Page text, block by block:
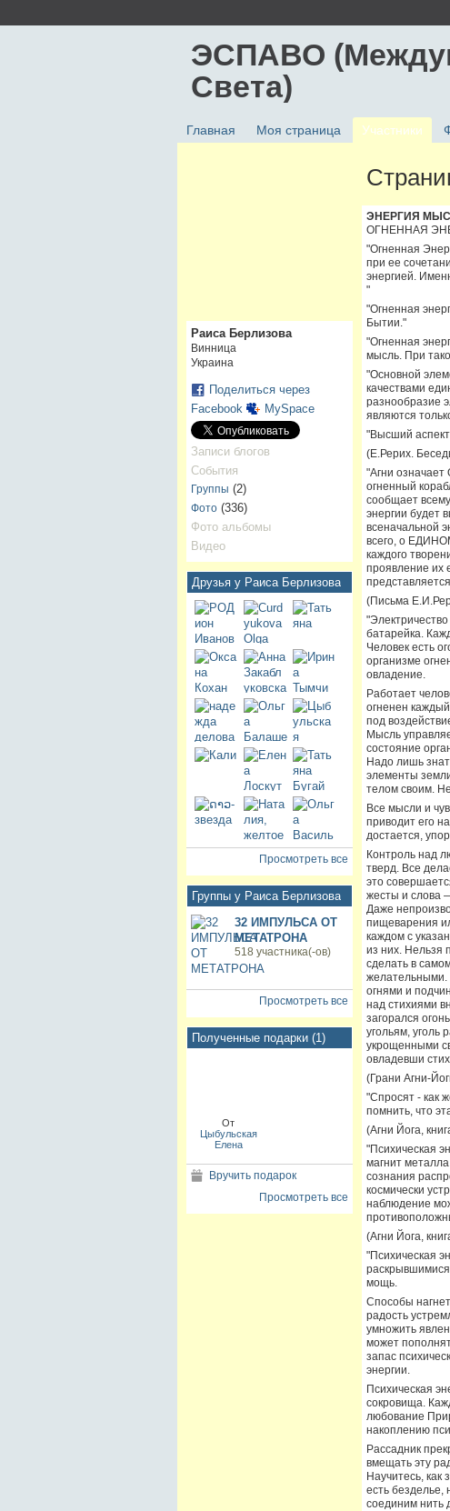
ЭСПАВО
Света)
Главная Моя страница Участники
Раиса Берлизова
Винница
Украина
Поделиться через
Facebook
MySpace
Записи блогов
События
Группы (2)
Фото(336)
Фото альбомы
Видео
Друзья у Раиса Берлизова
Просмотреть все
Группы у Раиса Берлизова
32 ИМПУЛЬСА ОТ
МЕТАТРОНА
518 участника(-ов)
Просмотреть все
Полученные подарки (1)
От
Цыбульская
Елена
Вручить подарок
Просмотреть все
ЭНЕРГИЯ
ОГНЕННАЯ
"Огненная
при ее
энергией.
"
"Огненная
Бытии."
"Огненная
мысль. При
"Основной
качествами
разнообразие
являются
"Высший аспект
(Е.Рерих.
"Агни означает
огненный
сообщает
энергии будет
всеначальной
всего, о
каждого
проявление их
(Письма
батарейка.
Человек есть
организме
овладение.
Работает
огненен
под
Мысль
состояние
Надо лишь
элементы
телом своим.
Все мысли и
приводит его
достается,
Контроль над
тверд. Все
это
жесты и слова
Даже
пищеварения
каждом с
из них. Нельзя
сделать в
желательными.
огнями и
над стихиями
загорался
угольям, уголь
укрощенными
овладевши
(Грани Агни-
"Спросят - как
помнить, что
(Агни Йога,
"Психическая
магнит
сознания
космически
наблюдение
(Агни Йога,
"Психическая
раскрывшимися
мощь.
Способы
радость
умножить
может
запас
энергии.
Психическая
сокровища.
любование
накоплению
Рассадник
вмещать эту
Научитесь, как
есть безделье,
соединим нить